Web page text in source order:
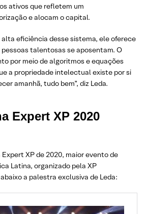
ativos que refletem um
e alocam o capital.
alta eficiência desse sistema, ele oferece
talentosas se aposentam. O
por meio de algoritmos e equações
a propriedade intelectual existe por si
amanhã, tudo bem”, diz Leda.
Expert XP 2020
XP de 2020, maior evento de
Latina, organizado pela XP
a palestra exclusiva de Leda: